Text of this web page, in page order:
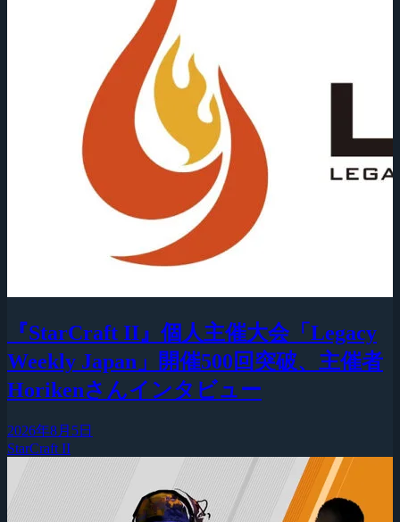
『StarCraft II』個人主催大会「Legacy
Weekly Japan」開催500回突破、主催者
Horikenさんインタビュー
2026年8月5日
StarCraft II